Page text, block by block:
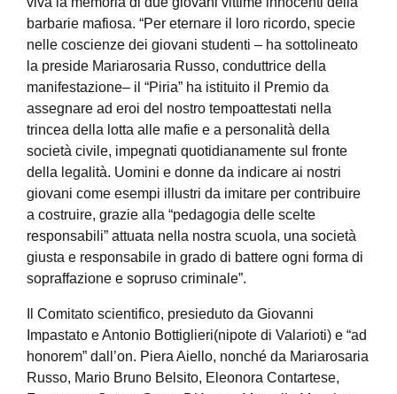
barbarie mafiosa. “Per eternare il loro ricordo, specie
nelle coscienze dei giovani studenti – ha sottolineato
la preside Mariarosaria Russo, conduttrice della
manifestazione– il “Piria” ha istituito il Premio da
assegnare ad eroi del nostro tempoattestati nella
trincea della lotta alle mafie e a personalità della
società civile, impegnati quotidianamente sul fronte
della legalità. Uomini e donne da indicare ai nostri
giovani come esempi illustri da imitare per contribuire
a costruire, grazie alla “pedagogia delle scelte
responsabili” attuata nella nostra scuola, una società
giusta e responsabile in grado di battere ogni forma di
sopraffazione e sopruso criminale”.
Il Comitato scientifico, presieduto da Giovanni
Impastato e Antonio Bottiglieri(nipote di Valarioti) e “ad
honorem” dall’on. Piera Aiello, nonché da Mariarosaria
Russo, Mario Bruno Belsito, Eleonora Contartese,